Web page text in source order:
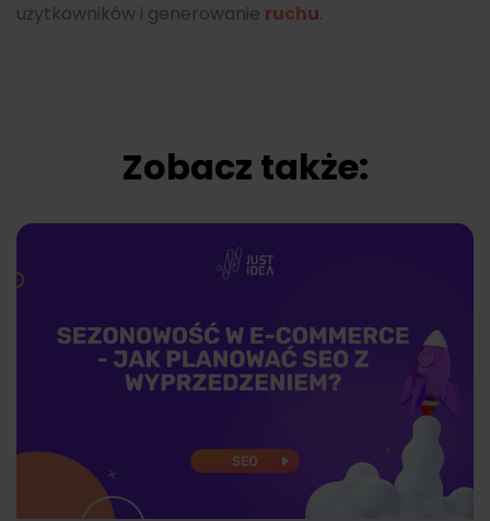
użytkowników i generowanie ruchu.
Zobacz także: